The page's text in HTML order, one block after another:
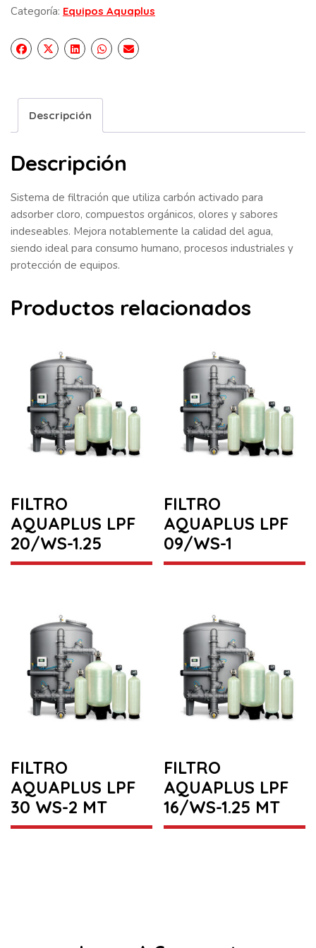
Categoría: Equipos Aquaplus
Descripción
Descripción
Sistema de filtración que utiliza carbón activado para
adsorber cloro, compuestos orgánicos, olores y sabores
indeseables. Mejora notablemente la calidad del agua,
siendo ideal para consumo humano, procesos industriales y
protección de equipos.
Productos relacionados
FILTRO
AQUAPLUS LPF
20/WS-1.25
FILTRO
AQUAPLUS LPF
09/WS-1
FILTRO
AQUAPLUS LPF
30 WS-2 MT
FILTRO
AQUAPLUS LPF
16/WS-1.25 MT